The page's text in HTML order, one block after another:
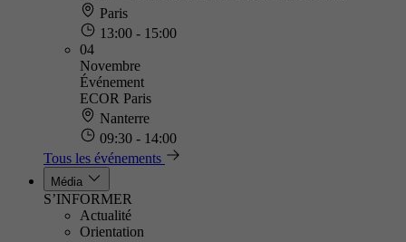
Paris
13:00 - 15:00
04
Novembre
Événement
ECOR Paris
Nanterre
09:30 - 14:00
Tous les événements
Média
S’INFORMER
Actualité
Orientation